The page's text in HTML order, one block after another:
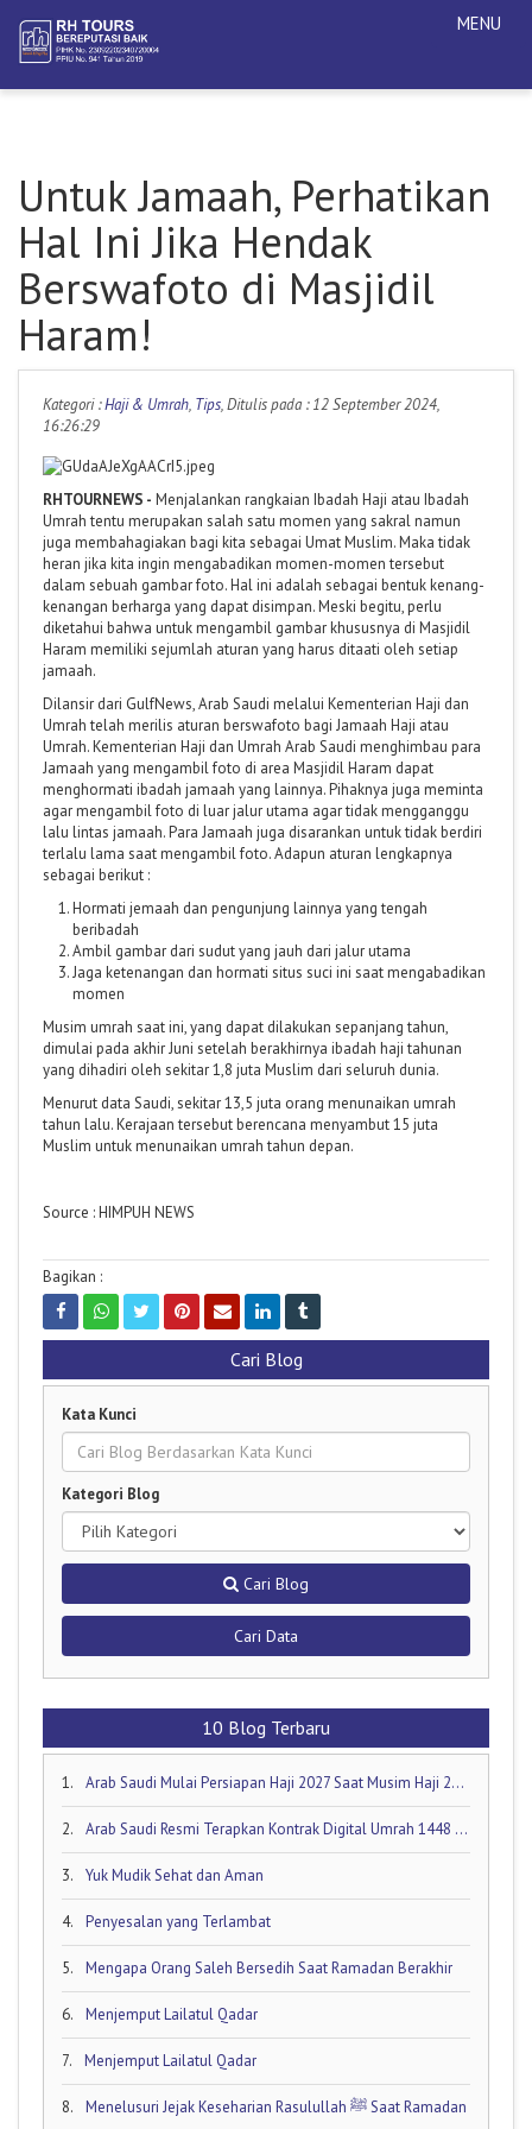
Untuk Jamaah, Perhatikan
Hal Ini Jika Hendak
Berswafoto di Masjidil
Haram!
Kategori :Haji & Umrah, Tips, Ditulis pada : 12 September 2024,
16:26:29
RHTOURNEWS - Menjalankan rangkaian Ibadah Haji atau Ibadah
Umrah tentu merupakan salah satu momen yang sakral namun
juga membahagiakan bagi kita sebagai Umat Muslim. Maka tidak
heran jika kita ingin mengabadikan momen-momen tersebut
dalam sebuah gambar foto. Hal ini adalah sebagai bentuk kenang-
kenangan berharga yang dapat disimpan. Meski begitu, perlu
diketahui bahwa untuk mengambil gambar khususnya di Masjidil
Haram memiliki sejumlah aturan yang harus ditaati oleh setiap
jamaah.
Dilansir dari GulfNews, Arab Saudi melalui Kementerian Haji dan
Umrah telah merilis aturan berswafoto bagi Jamaah Haji atau
Umrah. Kementerian Haji dan Umrah Arab Saudi menghimbau para
Jamaah yang mengambil foto di area Masjidil Haram dapat
menghormati ibadah jamaah yang lainnya. Pihaknya juga meminta
agar mengambil foto di luar jalur utama agar tidak mengganggu
lalu lintas jamaah. Para Jamaah juga disarankan untuk tidak berdiri
terlalu lama saat mengambil foto. Adapun aturan lengkapnya
sebagai berikut :
Hormati jemaah dan pengunjung lainnya yang tengah
beribadah
Ambil gambar dari sudut yang jauh dari jalur utama
Jaga ketenangan dan hormati situs suci ini saat mengabadikan
momen
Musim umrah saat ini, yang dapat dilakukan sepanjang tahun,
dimulai pada akhir Juni setelah berakhirnya ibadah haji tahunan
yang dihadiri oleh sekitar 1,8 juta Muslim dari seluruh dunia.
Menurut data Saudi, sekitar 13,5 juta orang menunaikan umrah
tahun lalu. Kerajaan tersebut berencana menyambut 15 juta
Muslim untuk menunaikan umrah tahun depan.
Source : HIMPUH NEWS
Bagikan :
Cari Blog
Kata Kunci
Kategori Blog
Cari Blog
Cari Data
10 Blog Terbaru
1. Arab Saudi Mulai Persiapan Haji 2027 Saat Musim Haji 2026 Masih Berjalan!
2. Arab Saudi Resmi Terapkan Kontrak Digital Umrah 1448 H: Visa Dibuka Akhir Mei 2026
3. Yuk Mudik Sehat dan Aman
4. Penyesalan yang Terlambat
5. Mengapa Orang Saleh Bersedih Saat Ramadan Berakhir
6. Menjemput Lailatul Qadar
7. Menjemput Lailatul Qadar
8. Menelusuri Jejak Keseharian Rasulullah ﷺ Saat Ramadan
MENU